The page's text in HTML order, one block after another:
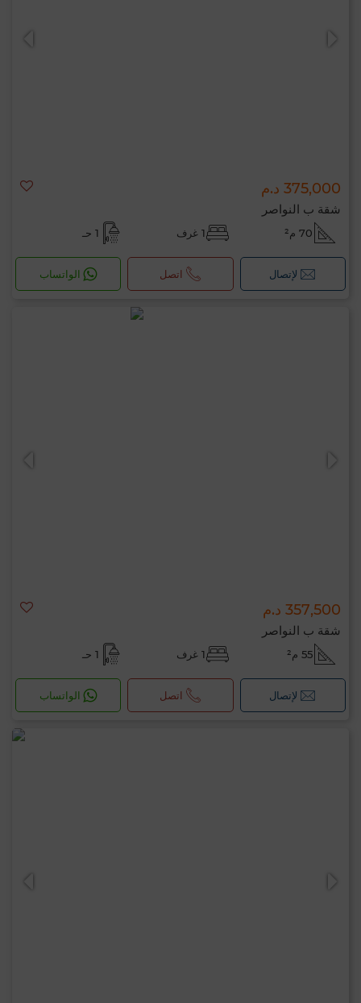
375,000 د.م
شقة ب النواصر
70 م² 1 غرف 1 حـ
لإتصال اتصل الواتساب
357,500 د.م
شقة ب النواصر
55 م² 1 غرف 1 حـ
لإتصال اتصل الواتساب